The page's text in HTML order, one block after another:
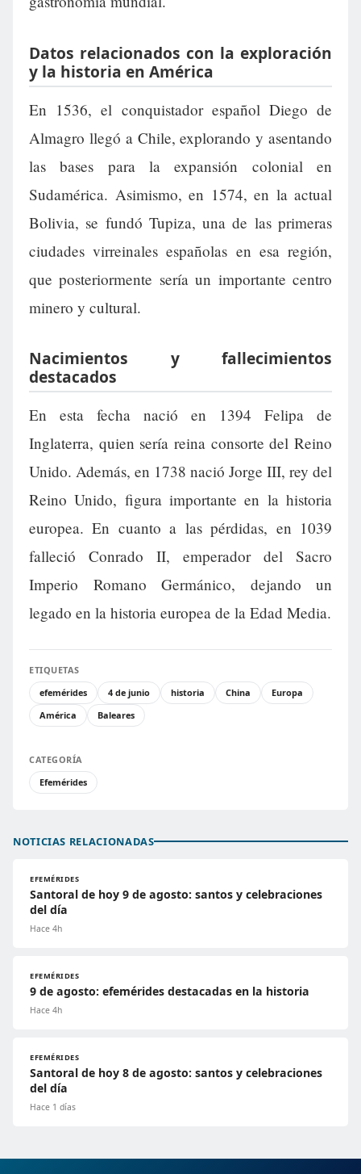
Datos relacionados con la exploración
y la historia en América
En 1536, el conquistador español Diego de
Almagro llegó a Chile, explorando y asentando
las bases para la expansión colonial en
Sudamérica. Asimismo, en 1574, en la actual
Bolivia, se fundó Tupiza, una de las primeras
ciudades virreinales españolas en esa región,
que posteriormente sería un importante centro
minero y cultural.
Nacimientos y fallecimientos
destacados
En esta fecha nació en 1394 Felipa de
Inglaterra, quien sería reina consorte del Reino
Unido. Además, en 1738 nació Jorge III, rey del
Reino Unido, figura importante en la historia
europea. En cuanto a las pérdidas, en 1039
falleció Conrado II, emperador del Sacro
Imperio Romano Germánico, dejando un
legado en la historia europea de la Edad Media.
ETIQUETAS
efemérides
4 de junio historia China
Europa
América
Baleares
CATEGORÍA
Efemérides
NOTICIAS RELACIONADAS
EFEMÉRIDES
Santoral de hoy 9 de agosto: santos y celebraciones
del día
Hace 4h
EFEMÉRIDES
9 de agosto: efemérides destacadas en la historia
Hace 4h
EFEMÉRIDES
Santoral de hoy 8 de agosto: santos y celebraciones
del día
Hace 1 días